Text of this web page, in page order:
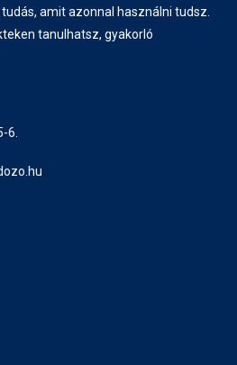
amit azonnal használni tudsz.
tanulhatsz, gyakorló
6.